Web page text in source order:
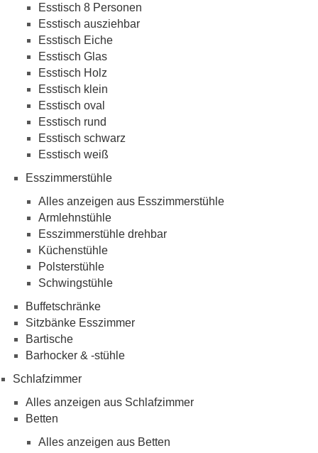
Esstisch 8 Personen
Esstisch ausziehbar
Esstisch Eiche
Esstisch Glas
Esstisch Holz
Esstisch klein
Esstisch oval
Esstisch rund
Esstisch schwarz
Esstisch weiß
Esszimmerstühle
Alles anzeigen aus Esszimmerstühle
Armlehnstühle
Esszimmerstühle drehbar
Küchenstühle
Polsterstühle
Schwingstühle
Buffetschränke
Sitzbänke Esszimmer
Bartische
Barhocker & -stühle
Schlafzimmer
Alles anzeigen aus Schlafzimmer
Betten
Alles anzeigen aus Betten